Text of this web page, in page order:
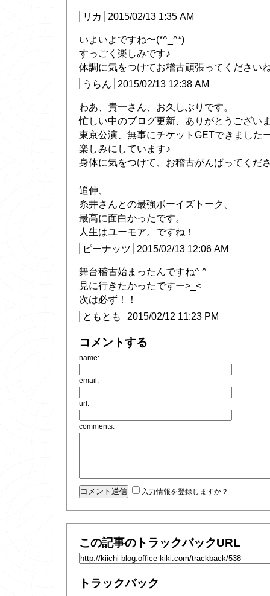
リカ 2015/02/13 1:35 AM
いよいよですね〜(*^_^*)
すっごく楽しみです♪
体調に気をつけてお稽古頑張ってください
うらん
2015/02/13 12:38 AM
わあ、貴一さん、お久しぶりです。
忙しい中のブログ更新、ありがとうござい
東京公演、無事にチケットGETできました
楽しみにしています♪
身体に気をつけて、お稽古がんばってくだ
追伸、
糸井さんとの最強ボーイズトーク、
最高に面白かったです。
人生はユーモア。ですね！
ピーナッツ
2015/02/13 12:06 AM
舞台稽古始まったんですね^ ^
見に行きたかったですー>_<
次は必ず！！
ともとも
2015/02/12 11:23 PM
コメントする
name:
email:
url:
comments:
入力情報を登録しますか？
この記事のトラックバックURL
トラックバック